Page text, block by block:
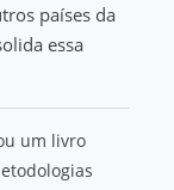
países da
essa
um livro